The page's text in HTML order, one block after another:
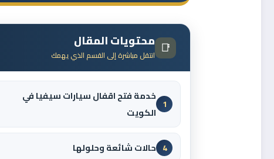
📑 محتويات المقال
انتقل مباشرة إلى القسم الذي يهمك
1
خدمة فتح اقفال سيارات سيفيا في
الكويت
4 حالات شائعة وحلولها